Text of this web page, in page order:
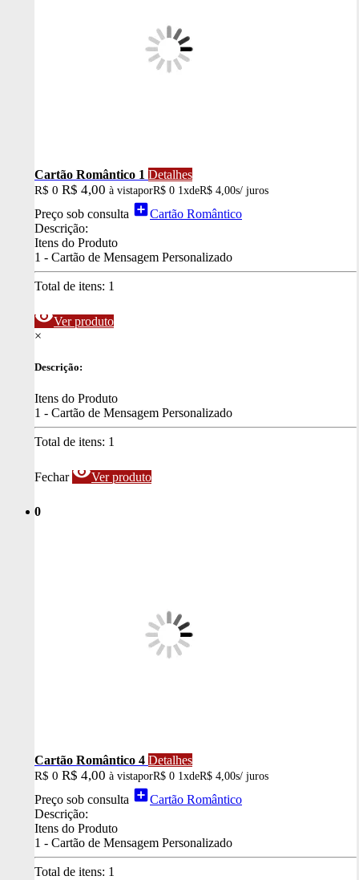
Cartão Romântico 1 Detalhes
R$ 0 R$ 4,00 à vistaporR$ 0 1xdeR$ 4,00s/ juros
Preço sob consulta add_boxCartão Romântico
Descrição:
Itens do Produto
1 - Cartão de Mensagem Personalizado
Total de itens: 1
visibilityVer produto
×
Descrição:
Itens do Produto
1 - Cartão de Mensagem Personalizado
Total de itens: 1
Fechar visibilityVer produto
0
Cartão Romântico 4 Detalhes
R$ 0 R$ 4,00 à vistaporR$ 0 1xdeR$ 4,00s/ juros
Preço sob consulta add_boxCartão Romântico
Descrição:
Itens do Produto
1 - Cartão de Mensagem Personalizado
Total de itens: 1